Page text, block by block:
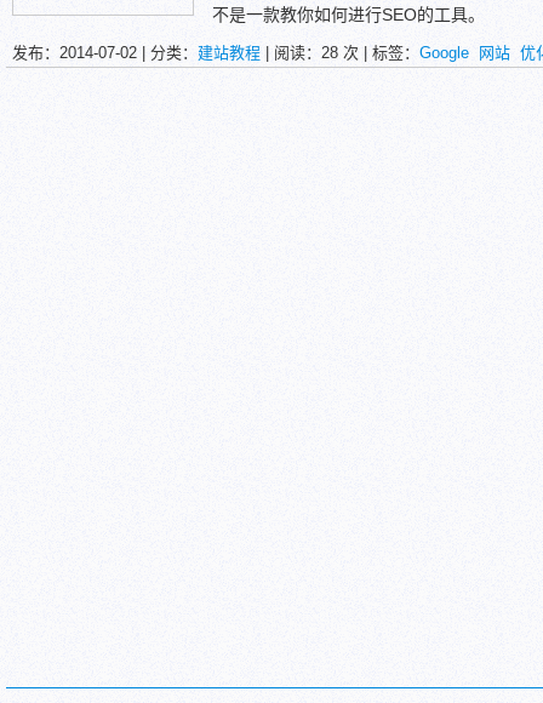
不是一款教你如何进行SEO的工具。
思亿欧建议销售型网站都使用这款工具来
获取数据进行分析，从而改善网站的用户
发布：2014-07-02 | 分类： 建站教程 | 阅读： 28 次 | 标签： Google 网站 优